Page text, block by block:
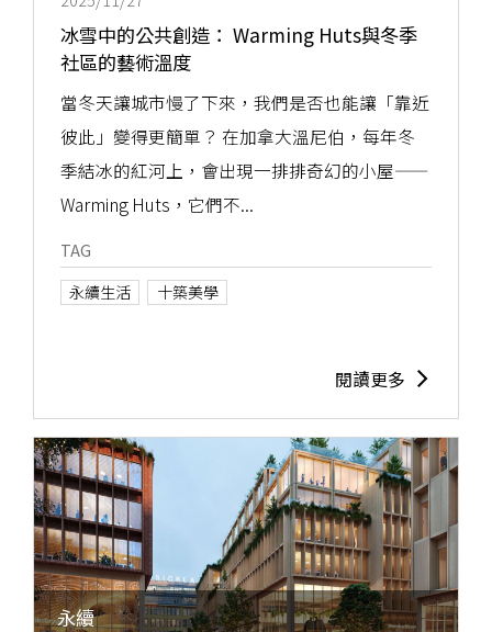
冰雪中的公共創造： Warming Huts與冬季
社區的藝術溫度
當冬天讓城市慢了下來，我們是否也能讓「靠近
彼此」變得更簡單？ 在加拿大溫尼伯，每年冬
季結冰的紅河上，會出現一排排奇幻的小屋——
Warming Huts，它們不...
TAG
永續生活
十築美學
閱讀更多
永續